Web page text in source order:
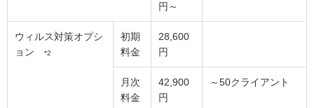
円～
ウィルス対策オプシ
ョン
*2
初期
料金
28,600
円
月次
料金
42,900
円
～50クライアント